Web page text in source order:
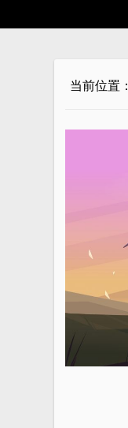
当前位置：